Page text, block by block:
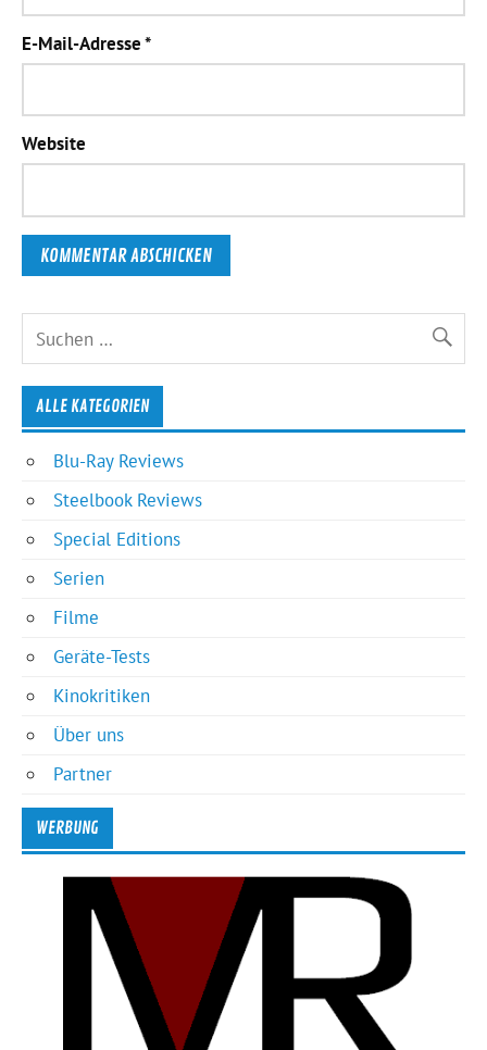
E-Mail-Adresse*
Website
ALLE KATEGORIEN
Blu-Ray Reviews
Steelbook Reviews
Special Editions
Serien
Filme
Geräte-Tests
Kinokritiken
Über uns
Partner
WERBUNG